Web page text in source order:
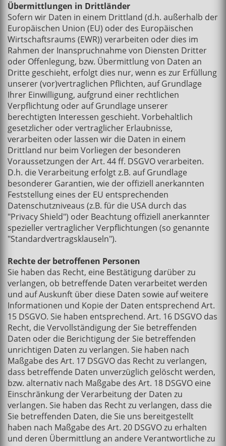
Übermittlungen in Drittländer
Sofern wir Daten in einem Drittland (d.h. außerhalb der
Europäischen Union (EU) oder des Europäischen
Wirtschaftsraums (EWR)) verarbeiten oder dies im
Rahmen der Inanspruchnahme von Diensten Dritter
oder Offenlegung, bzw. Übermittlung von Daten an
Dritte geschieht, erfolgt dies nur, wenn es zur Erfüllung
unserer (vor)vertraglichen Pflichten, auf Grundlage
Ihrer Einwilligung, aufgrund einer rechtlichen
Verpflichtung oder auf Grundlage unserer
berechtigten Interessen geschieht. Vorbehaltlich
gesetzlicher oder vertraglicher Erlaubnisse,
verarbeiten oder lassen wir die Daten in einem
Drittland nur beim Vorliegen der besonderen
Voraussetzungen der Art. 44 ff. DSGVO verarbeiten.
D.h. die Verarbeitung erfolgt z.B. auf Grundlage
besonderer Garantien, wie der offiziell anerkannten
Feststellung eines der EU entsprechenden
Datenschutzniveaus (z.B. für die USA durch das
"Privacy Shield") oder Beachtung offiziell anerkannter
spezieller vertraglicher Verpflichtungen (so genannte
"Standardvertragsklauseln").
Rechte der betroffenen Personen
Sie haben das Recht, eine Bestätigung darüber zu
verlangen, ob betreffende Daten verarbeitet werden
und auf Auskunft über diese Daten sowie auf weitere
Informationen und Kopie der Daten entsprechend Art.
15 DSGVO. Sie haben entsprechend. Art. 16 DSGVO das
Recht, die Vervollständigung der Sie betreffenden
Daten oder die Berichtigung der Sie betreffenden
unrichtigen Daten zu verlangen. Sie haben nach
Maßgabe des Art. 17 DSGVO das Recht zu verlangen,
dass betreffende Daten unverzüglich gelöscht werden,
bzw. alternativ nach Maßgabe des Art. 18 DSGVO eine
Einschränkung der Verarbeitung der Daten zu
verlangen. Sie haben das Recht zu verlangen, dass die
Sie betreffenden Daten, die Sie uns bereitgestellt
haben nach Maßgabe des Art. 20 DSGVO zu erhalten
und deren Übermittlung an andere Verantwortliche zu